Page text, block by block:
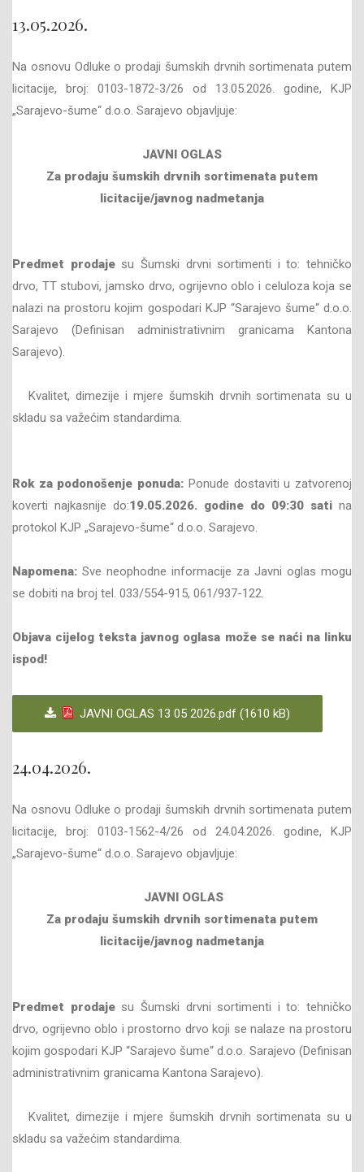
13.05.2026.
Na osnovu Odluke o prodaji šumskih drvnih sortimenata putem
licitacije, broj: 0103-1872-3/26 od 13.05.2026. godine, KJP
„Sarajevo-šume“ d.o.o. Sarajevo objavljuje:
JAVNI OGLAS
Za prodaju šumskih drvnih sortimenata putem
licitacije/javnog nadmetanja
Predmet prodajesu Šumski drvni sortimenti i to: tehničko
drvo, TT stubovi, jamsko drvo, ogrijevno oblo i celuloza koja se
nalazi na prostoru kojim gospodari KJP “Sarajevo šume“ d.o.o.
Sarajevo (Definisan administrativnim granicama Kantona
Sarajevo).
Kvalitet, dimezije i mjere šumskih drvnih sortimenata su u
skladu sa važećim standardima.
Rok za podonošenje ponuda: Ponude dostaviti u zatvorenoj
koverti najkasnije do:19.05.2026. godine do 09:30 sati na
protokol KJP „Sarajevo-šume“ d.o.o. Sarajevo.
Napomena: Sve neophodne informacije za Javni oglas mogu
se dobiti na broj tel. 033/554-915, 061/937-122.
Objava cijelog teksta javnog oglasa može se naći na linku
ispod!
JAVNI OGLAS 13 05 2026.pdf (1610 kB)
24.04.2026.
Na osnovu Odluke o prodaji šumskih drvnih sortimenata putem
licitacije, broj: 0103-1562-4/26 od 24.04.2026. godine, KJP
„Sarajevo-šume“ d.o.o. Sarajevo objavljuje:
JAVNI OGLAS
Za prodaju šumskih drvnih sortimenata putem
licitacije/javnog nadmetanja
Predmet prodajesu Šumski drvni sortimenti i to: tehničko
drvo, ogrijevno oblo i prostorno drvo koji se nalaze na prostoru
kojim gospodari KJP “Sarajevo šume“ d.o.o. Sarajevo (Definisan
administrativnim granicama Kantona Sarajevo).
Kvalitet, dimezije i mjere šumskih drvnih sortimenata su u
skladu sa važećim standardima.